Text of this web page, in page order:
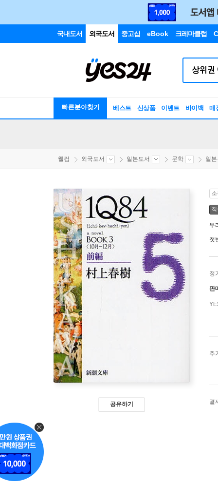
국내도서 외국도서 중고샵 eBook 크레마클럽
빠른분야찾기 베스트 신상품 이벤트 바이백 매
웰컴 외국도서 일본도서 문학 일
공유하기
무
첫
정
판
추
결